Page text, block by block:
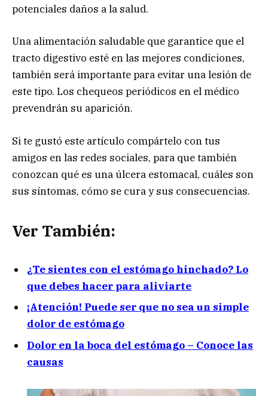
potenciales daños a la salud.
Una alimentación saludable que garantice que el
tracto digestivo esté en las mejores condiciones,
también será importante para evitar una lesión de
este tipo. Los chequeos periódicos en el médico
prevendrán su aparición.
Si te gustó este artículo compártelo con tus
amigos en las redes sociales, para que también
conozcan qué es una úlcera estomacal, cuáles son
sus síntomas, cómo se cura y sus consecuencias.
Ver También:
¿Te sientes con el estómago hinchado? Lo
que debes hacer para aliviarte
¡Atención! Puede ser que no sea un simple
dolor de estómago
Dolor en la boca del estómago – Conoce las
causas